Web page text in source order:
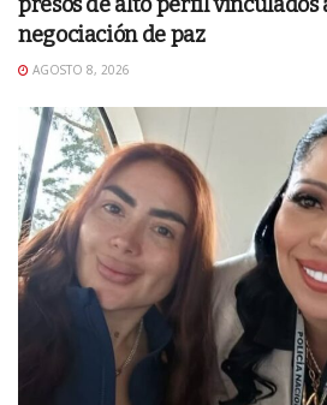
presos de alto perfil vinculados
negociación de paz
AGOSTO 8, 2026